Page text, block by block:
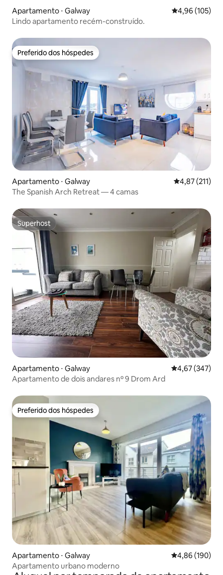
Apartamento ⋅ Galway 4,96 de uma
4,96 (105)
Lindo apartamento recém-construído.
Preferido dos hóspedes
Preferido dos hóspedes
Apartamento ⋅ Galway 4,87 de uma
4,87 (211)
The Spanish Arch Retreat — 4 camas
Superhost
Superhost
Apartamento ⋅ Galway 4,67 de uma
4,67 (347)
Apartamento de dois andares nº 9 Drom Ard
Preferido dos hóspedes
Preferido dos hóspedes
Apartamento ⋅ Galway 4,86 de uma
4,86 (190)
Apartamento urbano moderno